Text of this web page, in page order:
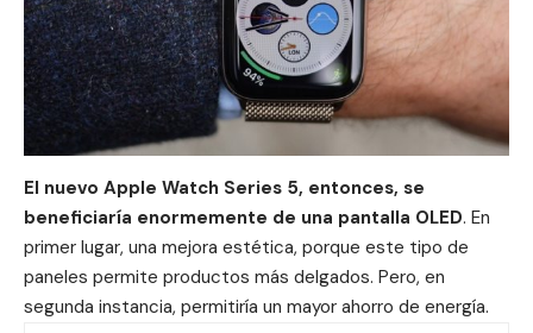
El nuevo Apple Watch Series 5, entonces, se
beneficiaría enormemente de una pantalla OLED. En
primer lugar, una mejora estética, porque este tipo de
paneles permite productos más delgados. Pero, en
segunda instancia, permitiría un mayor ahorro de energía.